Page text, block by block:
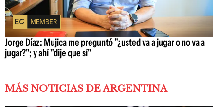
Jorge Díaz: Mujica me preguntó "¿usted va a jugar o no va a
jugar?"; y ahí "dije que sí"
MÁS NOTICIAS DE ARGENTINA